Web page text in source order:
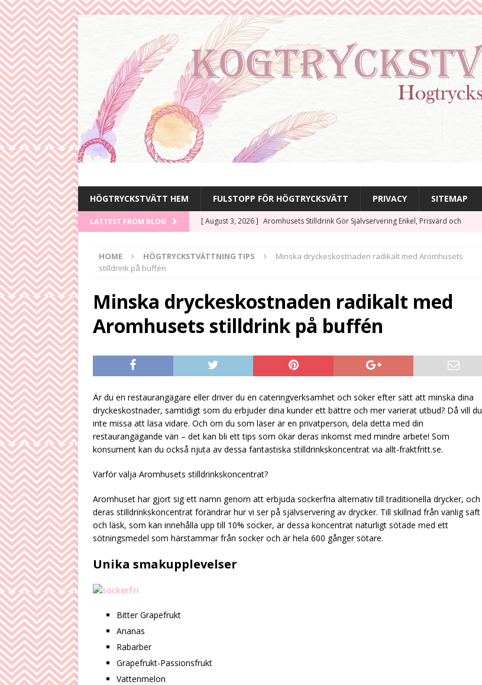
HÖGTRYCKSTVÄTT HEM FULSTOPP FÖR HÖGTRYCKSVÄTT PRIVACY SITEMAP
LATTEST FROM BLOG [ August 3, 2026 ] Aromhusets Stilldrink Gör Självservering Enkel, Prisvärd och
[ July 29, 2026 ]
Sänk läskkostnaden – servera Aromhusets stilldrink till lunchen
[ July 29, 2026 ] Byt bort bekymren med brist på burkläsk – ha Aromhusets stilldrink i
reserv
HÖGTRYCKSTVÄTTNING TIPS
stilldrink
HÖGTRYCKSTVÄTTNING TIPS
HÖGTRYCKSTVÄTTNING TIPS
HOME HÖGTRYCKSTVÄTTNING TIPS
Minska dryckeskostnaden radikalt med Aromhusets
stilldrink på buffén
Minska dryckeskostnaden radikalt med
Aromhusets stilldrink på buffén
Är du en restaurangägare eller driver du en cateringverksamhet och söker efter sätt att minska dina
dryckeskostnader, samtidigt som du erbjuder dina kunder ett bättre och mer varierat utbud? Då vill du
inte missa att läsa vidare. Och om du som läser är en privatperson, dela detta med din
restaurangägande vän – det kan bli ett tips som ökar deras inkomst med mindre arbete! Som
konsument kan du också njuta av dessa fantastiska stilldrinkskoncentrat via allt-fraktfritt.se.
Varför välja Aromhusets stilldrinkskoncentrat?
Aromhuset har gjort sig ett namn genom att erbjuda sockerfria alternativ till traditionella drycker, och
deras stilldrinkskoncentrat förändrar hur vi ser på självservering av drycker. Till skillnad från vanlig saft
och läsk, som kan innehålla upp till 10% socker, är dessa koncentrat naturligt sötade med ett
sötningsmedel som härstammar från socker och är hela 600 gånger sötare.
Unika smakupplevelser
Bitter Grapefrukt
Ananas
Rabarber
Grapefrukt-Passionsfrukt
Vattenmelon